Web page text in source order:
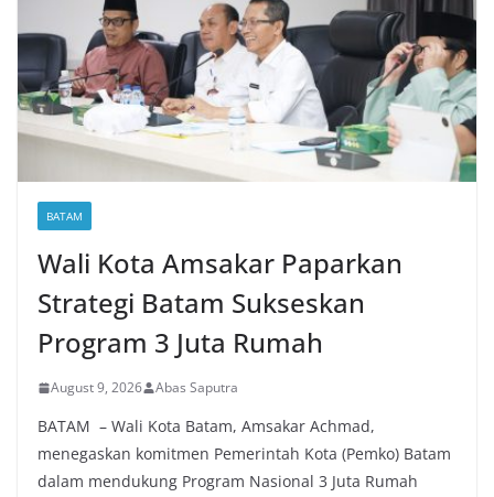
BATAM
Wali Kota Amsakar Paparkan
Strategi Batam Sukseskan
Program 3 Juta Rumah
August 9, 2026 Abas Saputra
BATAM – Wali Kota Batam, Amsakar Achmad,
menegaskan komitmen Pemerintah Kota (Pemko) Batam
dalam mendukung Program Nasional 3 Juta Rumah